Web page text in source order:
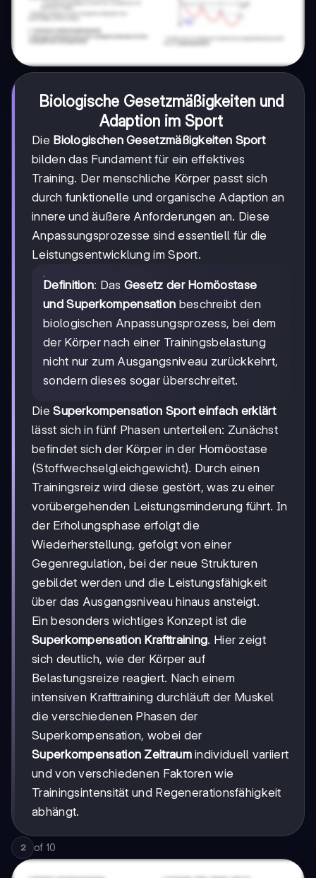
Biologische Gesetzmäßigkeiten und
Adaption im Sport
Die Biologischen Gesetzmäßigkeiten Sport
bilden das Fundament für ein effektives
Training. Der menschliche Körper passt sich
durch funktionelle und organische Adaption an
innere und äußere Anforderungen an. Diese
Anpassungsprozesse sind essentiell für die
Leistungsentwicklung im Sport.
Definition: Das Gesetz der Homöostase
und Superkompensation beschreibt den
biologischen Anpassungsprozess, bei dem
der Körper nach einer Trainingsbelastung
nicht nur zum Ausgangsniveau zurückkehrt,
sondern dieses sogar überschreitet.
DieSuperkompensation Sport einfach erklärt
lässt sich in fünf Phasen unterteilen: Zunächst
befindet sich der Körper in der Homöostase
(Stoffwechselgleichgewicht). Durch einen
Trainingsreiz wird diese gestört, was zu einer
vorübergehenden Leistungsminderung führt. In
der Erholungsphase erfolgt die
Wiederherstellung, gefolgt von einer
Gegenregulation, bei der neue Strukturen
gebildet werden und die Leistungsfähigkeit
über das Ausgangsniveau hinaus ansteigt.
Ein besonders wichtiges Konzept ist die
Superkompensation Krafttraining. Hier zeigt
sich deutlich, wie der Körper auf
Belastungsreize reagiert. Nach einem
intensiven Krafttraining durchläuft der Muskel
die verschiedenen Phasen der
Superkompensation, wobei der
Superkompensation Zeitraumindividuell variiert
und von verschiedenen Faktoren wie
Trainingsintensität und Regenerationsfähigkeit
abhängt.
2 of 10